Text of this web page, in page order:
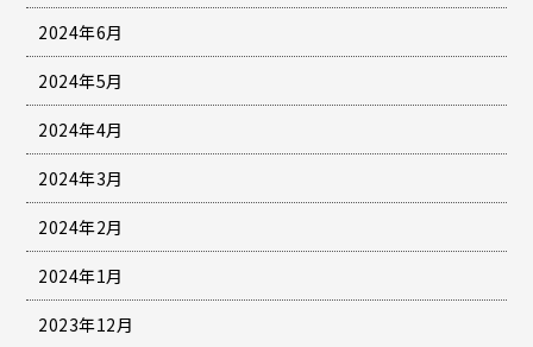
2024年6月
2024年5月
2024年4月
2024年3月
2024年2月
2024年1月
2023年12月